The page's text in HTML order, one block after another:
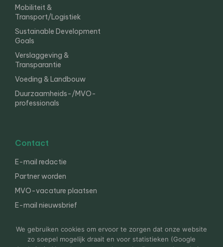
Mobiliteit &
Transport/Logistiek
Sustainable Development
Goals
Verslaggeving &
Transparantie
Voeding & Landbouw
Duurzaamheids-/MVO-
professionals
Contact
E-mail redactie
Partner worden
MVO-vacature plaatsen
E-mail nieuwsbrief
We gebruiken cookies om ervoor te zorgen dat onze website
zo soepel mogelijk draait en voor statistieken (Google